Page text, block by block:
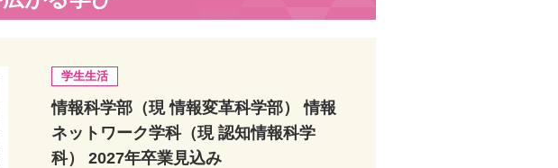
学生生活
情報科学部（現 情報変革科学部） 情報
ネットワーク学科（現 認知情報科学
科） 2027年卒業見込み